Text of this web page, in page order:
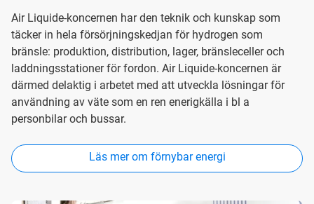
Air Liquide-koncernen har den teknik och kunskap som
täcker in hela försörjningskedjan för hydrogen som
bränsle: produktion, distribution, lager, bränsleceller och
laddningsstationer för fordon. Air Liquide-koncernen är
därmed delaktig i arbetet med att utveckla lösningar för
användning av väte som en ren enerigkälla i bl a
personbilar och bussar.
Läs mer om förnybar energi